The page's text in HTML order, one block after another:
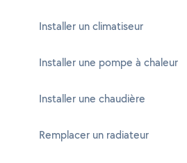
Installer un climatiseur
Installer une pompe à chaleur
Installer une chaudière
Remplacer un radiateur